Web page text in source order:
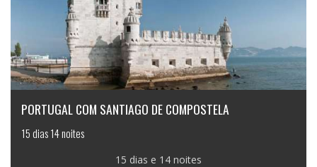
PORTUGAL COM SANTIAGO DE COMPOSTELA
15 dias 14 noites
15 dias e 14 noites